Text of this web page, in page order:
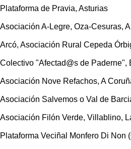
Plataforma de Pravia, Asturias
Asociación A-Legre, Oza-Cesuras,
Arcó, Asociación Rural Cepeda
Colectivo "Afectad@s de Paderne",
Asociación Nove Refachos, A
Asociación Salvemos o Val de
Asociación Filón Verde, Villablino,
Plataforma Veciñal Monfero Di Non